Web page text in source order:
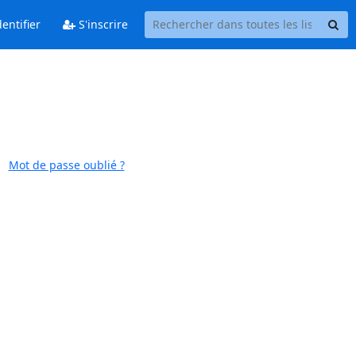
S'inscrire
Mot de passe oublié ?